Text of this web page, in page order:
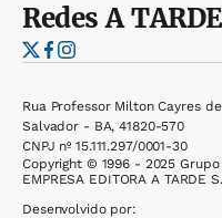
RedesA TARDE
Rua Professor Milton Cayres
Salvador - BA, 41820-570
CNPJ nº 15.111.297/0001-30
Copyright © 1996 - 2025
EMPRESA EDITORA A TARDE
Desenvolvido por: